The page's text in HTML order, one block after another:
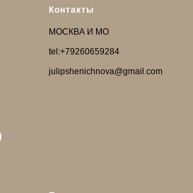
Контакты
МОСКВА И МО
tel:+79260659284
julipshenichnova@gmail.com